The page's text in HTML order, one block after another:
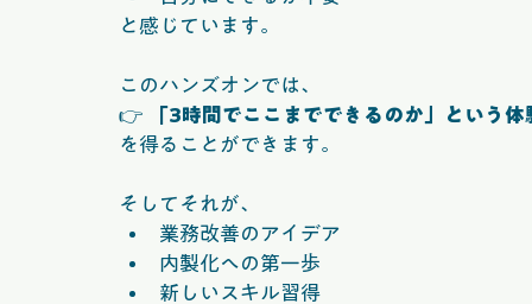
と感じています。
このハンズオンでは、
👉
「3時間でここまでできるのか」という体
を得ることができます。
そしてそれが、
業務改善のアイデア
内製化への第一歩
新しいスキル習得